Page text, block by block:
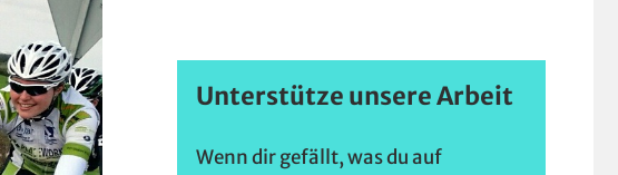
Unterstütze unsere Arbeit
Wenn dir gefällt, was du auf